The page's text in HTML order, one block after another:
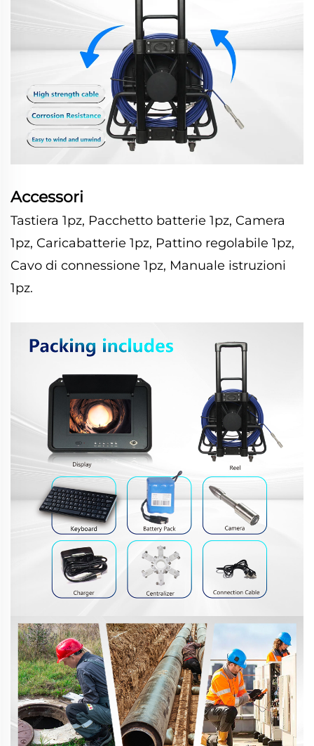
Accessori
Tastiera 1pz, Pacchetto batterie 1pz, Camera
1pz, Caricabatterie 1pz, Pattino regolabile 1pz,
Cavo di connessione 1pz, Manuale istruzioni
1pz.